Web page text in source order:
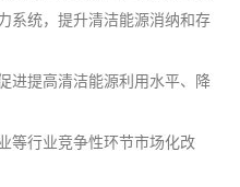
系统，提升清洁能源消纳和存
进提高清洁能源利用水平、降
等行业竞争性环节市场化改